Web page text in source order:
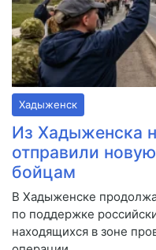
Хадыженск
Из Хадыженска
отправили
бойцам
В Хадыженске
по поддержке
находящихся в зоне